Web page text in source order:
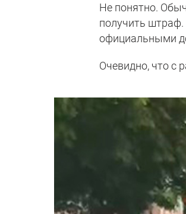
Не понятно.
получить
официальными
Очевидно, что с